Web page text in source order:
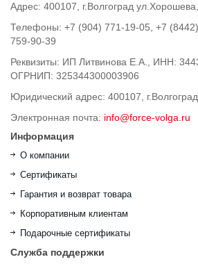
Адрес: 400107, г.Волгоград ул.Хорошева,
Телефоны: +7 (904) 771-19-05, +7
759-90-39
Реквизиты: ИП Литвинова Е.А., ИНН:
ОГРНИП: 325344300003906
Юридический адрес: 400107,
Электронная почта: info@force-volga.ru
Информация
О компании
Сертификаты
Гарантия и возврат товара
Корпоративным клиентам
Подарочные сертификаты
Служба поддержки